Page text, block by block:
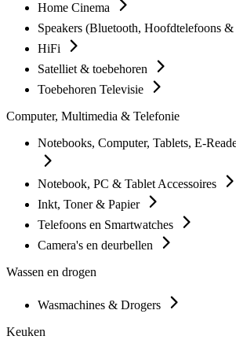
Home Cinema
Speakers (Bluetooth, Hoofdtelefoons &
HiFi
Satelliet & toebehoren
Toebehoren Televisie
Computer, Multimedia & Telefonie
Notebooks, Computer, Tablets, E-
Notebook, PC & Tablet Accessoires
Inkt, Toner & Papier
Telefoons en Smartwatches
Camera's en deurbellen
Wassen en drogen
Wasmachines & Drogers
Keuken